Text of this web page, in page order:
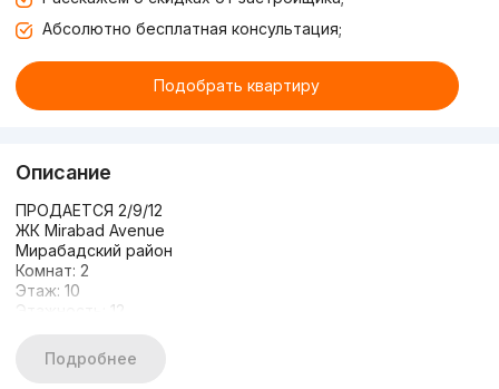
Абсолютно бесплатная консультация;
Подобрать квартиру
Описание
ПРОДАЕТСЯ 2/9/12
ЖК Mirabad Avenue
Мирабадский район
Комнат: 2
Этаж: 10
Этажность: 12
Состояние: евроремонт
С МЕБЕЛЬЮ И ТЕХНИКОЙ
Подробнее